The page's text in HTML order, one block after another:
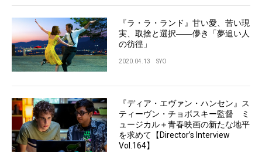
『ラ・ラ・ランド』甘い愛、苦い現
実、取捨と選択――儚き「夢追い人
の彷徨」
2020.04.13 SYO
『ディア・エヴァン・ハンセン』ス
ティーヴン・チョボスキー監督 ミ
ュージカル＋青春映画の新たな地平
を求めて【Director’s Interview
Vol.164】